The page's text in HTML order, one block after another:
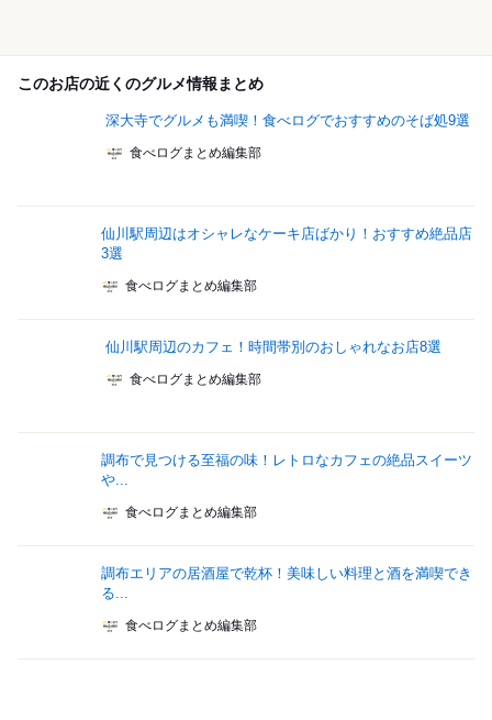
このお店の近くのグルメ情報まとめ
深大寺でグルメも満喫！食べログでおすすめのそば処9選
食べログまとめ編集部
仙川駅周辺はオシャレなケーキ店ばかり！おすすめ絶品店
3選
食べログまとめ編集部
仙川駅周辺のカフェ！時間帯別のおしゃれなお店8選
食べログまとめ編集部
調布で見つける至福の味！レトロなカフェの絶品スイーツ
や...
食べログまとめ編集部
調布エリアの居酒屋で乾杯！美味しい料理と酒を満喫でき
る...
食べログまとめ編集部